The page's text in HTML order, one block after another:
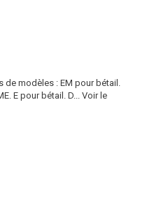
de modèles : EM pour bétail.
E pour bétail. D... Voir le